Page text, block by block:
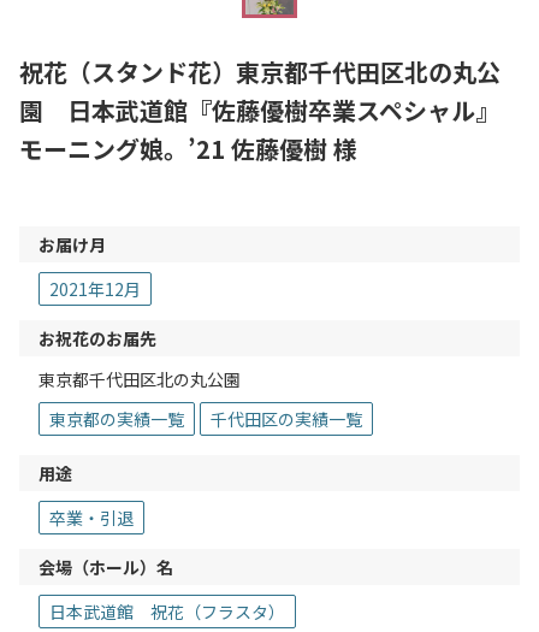
祝花（スタンド花）東京都千代田区北の丸公
園 日本武道館『佐藤優樹卒業スペシャル』
モーニング娘。’21 佐藤優樹 様
お届け月
2021年12月
お祝花のお届先
東京都千代田区北の丸公園
東京都の実績一覧
千代田区の実績一覧
用途
卒業・引退
会場（ホール）名
日本武道館 祝花（フラスタ）